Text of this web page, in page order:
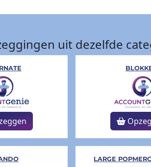
uit dezelfde
LARGE